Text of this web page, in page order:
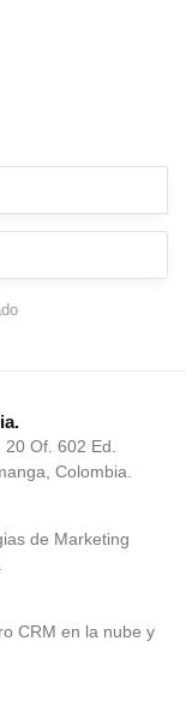
Of. 602 Ed.
Colombia.
de Marketing
CRM en la nube y